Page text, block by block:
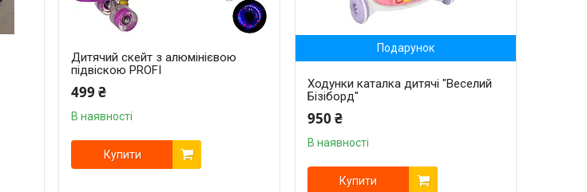
Дитячий скейт з алюмінієвою
підвіскою PROFI
499 ₴
В наявності
Купити
Подарунок
Ходунки каталка дитячі "Веселий
Бізіборд"
950 ₴
В наявності
Купити